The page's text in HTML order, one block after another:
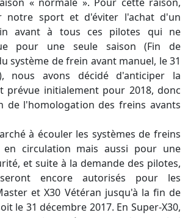
« normale ». Pour cette raison,
notre sport et d'éviter l'achat d'un
avant à tous ces pilotes qui ne
pour une seule saison (Fin de
système de frein avant manuel, le 31
nous avons décidé d'anticiper la
prévue initialement pour 2018, donc
de l'homologation des freins avants
à écouler les systèmes de freins
en circulation mais aussi pour une
et suite à la demande des pilotes,
encore autorisés pour les
et X30 Vétéran jusqu'à la fin de
le 31 décembre 2017. En Super-X30,